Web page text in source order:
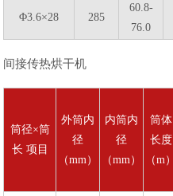
Φ3.6×28 285
60.8-
76.0
间接传热烘干机
筒径×筒
长 项目
外筒内
径
（mm）
内筒内
径
（mm）
筒体
长度
（m）